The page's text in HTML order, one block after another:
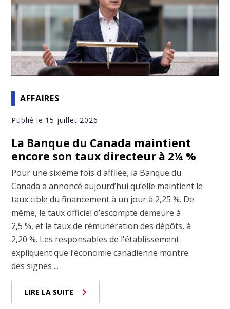
AFFAIRES
Publié le 15 juillet 2026
La Banque du Canada maintient
encore son taux directeur à 2¼ %
Pour une sixième fois d'affilée, la Banque du
Canada a annoncé aujourd’hui qu’elle maintient le
taux cible du financement à un jour à 2,25 %. De
même, le taux officiel d’escompte demeure à
2,5 %, et le taux de rémunération des dépôts, à
2,20 %. Les responsables de l'établissement
expliquent que l’économie canadienne montre
des signes ...
LIRE LA SUITE